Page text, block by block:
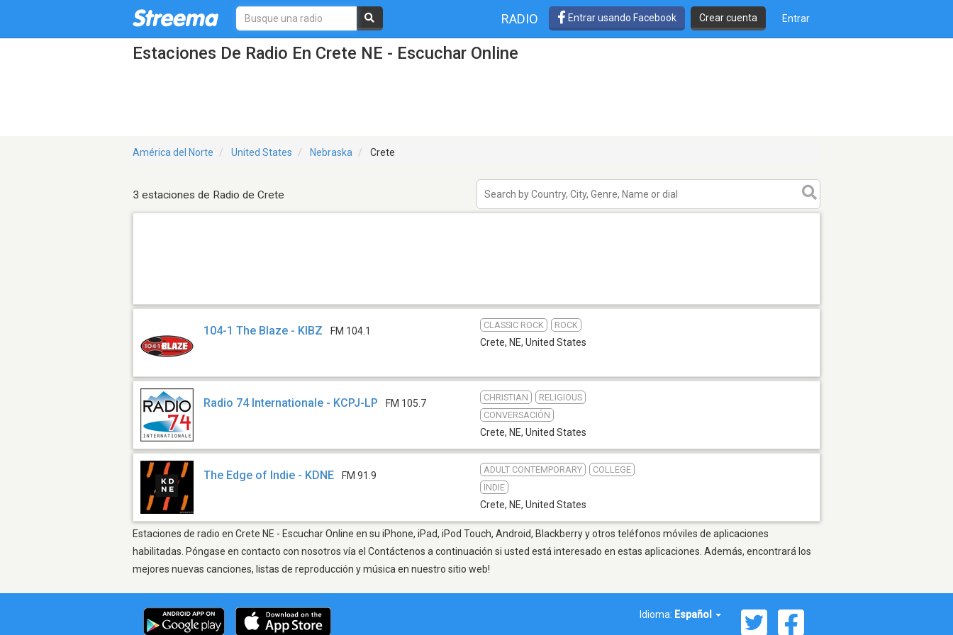
RADIO Entrar usando Facebook Crear cuenta Entrar
Estaciones De Radio En Crete NE - Escuchar Online
América del Norte United States Nebraska Crete
3 estaciones de Radio de Crete
104-1 The Blaze - KIBZ FM 104.1
CLASSIC ROCK ROCK
Crete, NE, United States
Radio 74 Internationale - KCPJ-LP FM 105.7
CHRISTIAN
RELIGIOUS
CONVERSACIÓN
Crete, NE, United States
The Edge of Indie - KDNE FM 91.9
ADULT CONTEMPORARY
COLLEGE
INDIE
Crete, NE, United States
Estaciones de radio en Crete NE - Escuchar Online en su iPhone, iPad, iPod Touch, Android, Blackberry y otros teléfonos móviles de aplicaciones
habilitadas. Póngase en contacto con nosotros vía el Contáctenos a continuación si usted está interesado en estas aplicaciones. Además, encontrará los
mejores nuevas canciones, listas de reproducción y música en nuestro sitio web!
Idioma: Español